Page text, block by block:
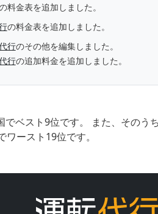
料金表を追加しました。
の料金表を追加しました。
行のその他を編集しました。
行の追加料金を追加しました。
ベスト9位です。 また、そのう
ースト19位です。